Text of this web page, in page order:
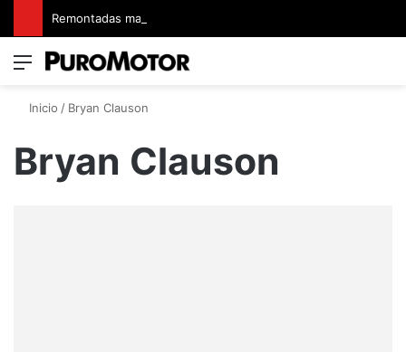
Menú
Inicio / Bryan Clauson
Bryan Clauson